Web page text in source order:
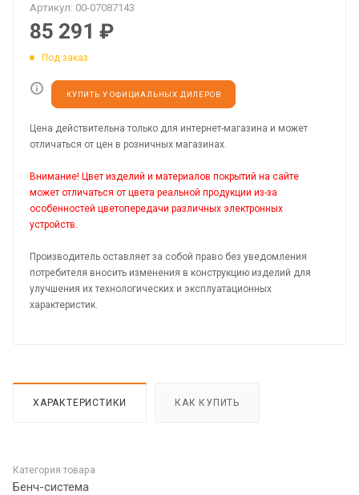
Артикул: 00-07087143
85 291 ₽
Под заказ
КУПИТЬ У ОФИЦИАЛЬНЫХ ДИЛЕРОВ
Цена действительна только для интернет-магазина и может
отличаться от цен в розничных магазинах.
Внимание! Цвет изделий и материалов покрытий на сайте
может отличаться от цвета реальной продукции из-за
особенностей цветопередачи различных электронных
устройств.
Производитель оставляет за собой право без уведомления
потребителя вносить изменения в конструкцию изделий для
улучшения их технологических и эксплуатационных
характеристик.
ХАРАКТЕРИСТИКИ КАК КУПИТЬ
Категория товара
Бенч-система